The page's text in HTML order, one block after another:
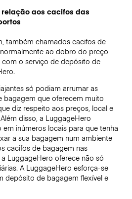
aos cacifos das
também chamados cacifos de
ao dobro do preço
o serviço de depósito de
só podiam arrumar as
bagagem que oferecem muito
diz respeito aos preços, local e
disso, a LuggageHero
inúmeros locais para que tenha
a sua bagagem num ambiente
cacifos de bagagem nas
LuggageHero oferece não só
A LuggageHero esforça-se
depósito de bagagem flexível e